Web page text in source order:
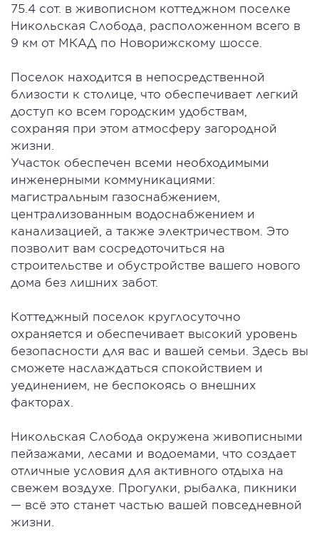
75.4 сот. в живописном коттеджном поселке
Никольская Слобода, расположенном всего в
9 км от МКАД по Новорижскому шоссе.
Поселок находится в непосредственной
близости к столице, что обеспечивает легкий
доступ ко всем городским удобствам,
сохраняя при этом атмосферу загородной
жизни.
Участок обеспечен всеми необходимыми
инженерными коммуникациями:
магистральным газоснабжением,
централизованным водоснабжением и
канализацией, а также электричеством. Это
позволит вам сосредоточиться на
строительстве и обустройстве вашего нового
дома без лишних забот.
Коттеджный поселок круглосуточно
охраняется и обеспечивает высокий уровень
безопасности для вас и вашей семьи. Здесь вы
сможете наслаждаться спокойствием и
уединением, не беспокоясь о внешних
факторах.
Никольская Слобода окружена живописными
пейзажами, лесами и водоемами, что создает
отличные условия для активного отдыха на
свежем воздухе. Прогулки, рыбалка, пикники
— всё это станет частью вашей повседневной
жизни.